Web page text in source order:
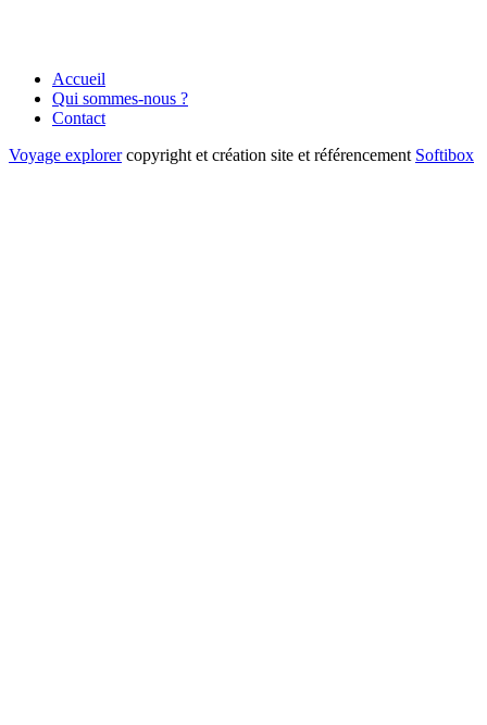
Accueil
Qui sommes-nous ?
Contact
Voyage explorer copyright et création site et référencement Softibox